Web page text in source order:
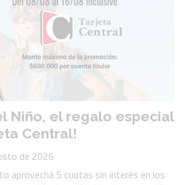
Niño, el regalo especial
Central!
de 2026
aprovechá 5 cuotas sin interés en los